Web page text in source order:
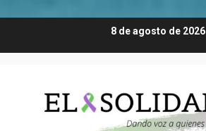
8 de agosto de 2026